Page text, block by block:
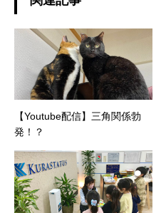
【Youtube配信】三角関係勃
発！？